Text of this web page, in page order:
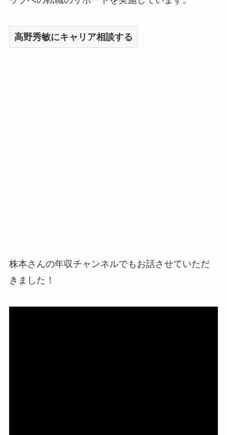
高野秀敏にキャリア相談する
株本さんの年収チャンネルでもお話させていただ
きました！